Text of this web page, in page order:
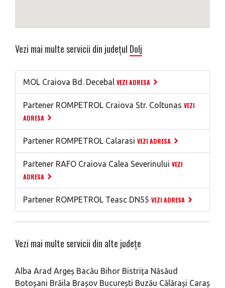
Vezi mai multe servicii din județul Dolj
MOL Craiova Bd. Decebal VEZI ADRESA
Partener ROMPETROL Craiova Str. Coltunas VEZI
ADRESA
Partener ROMPETROL Calarasi VEZI ADRESA
Partener RAFO Craiova Calea Severinului VEZI
ADRESA
Partener ROMPETROL Teasc DN55 VEZI ADRESA
Vezi mai multe servicii din alte județe
Alba Arad Argeș Bacău Bihor Bistrița Năsăud
Botoșani Brăila Brașov București Buzău Călărași Caraș